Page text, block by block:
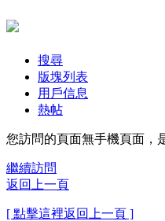
搜尋
版塊列表
用戶信息
熱帖
您訪問的頁面無手機頁面，
繼續訪問
返回上一頁
[ 點擊這裡返回上一頁 ]